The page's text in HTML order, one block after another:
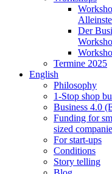
Der
Termine 2025
English
Philosophy
1-Stop shop
Business 4.0
Funding for
sized
For start-ups
Conditions
Story telling